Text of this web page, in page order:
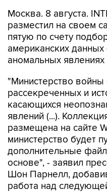
Москва. 8 августа.
разместил на своем
пятую по счету
американских
аномальных явлениях
"Министерство войны
рассекреченных и
касающихся
явлений (...).
размещена на сайте
министерство будет
дополнительные
основе", - заявил
Шон Парнелл,
работа над